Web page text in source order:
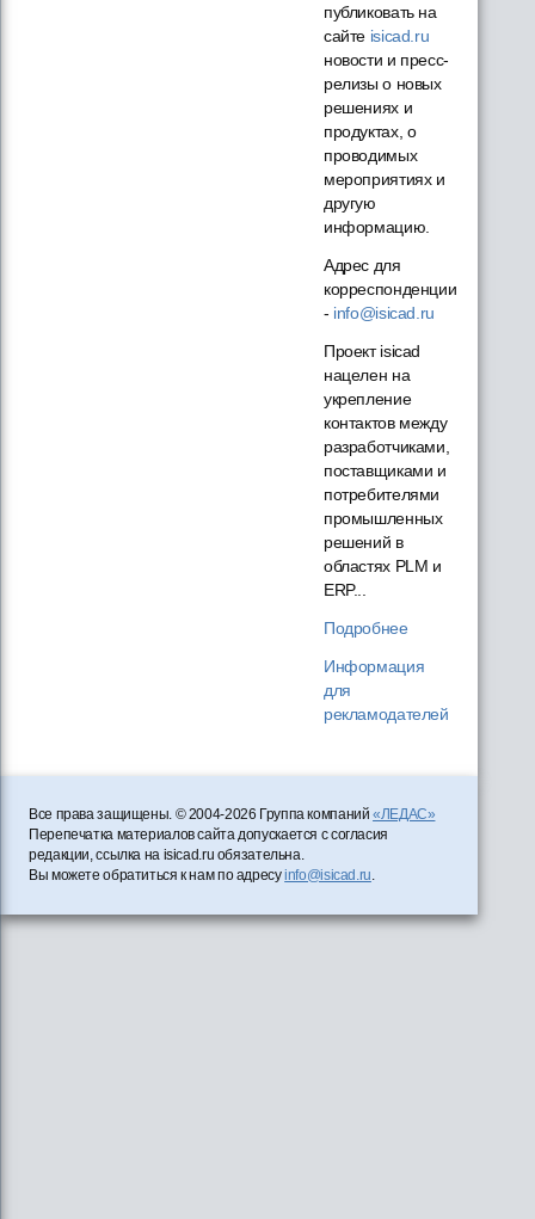
публиковать на
сайте isicad.ru
новости и пресс-
релизы о новых
решениях и
продуктах, о
проводимых
мероприятиях и
другую
информацию.
Адрес для
корреспонденции
- info@isicad.ru
Проект isicad
нацелен на
укрепление
контактов между
разработчиками,
поставщиками и
потребителями
промышленных
решений в
областях PLM и
ERP...
Подробнее
Информация
для
рекламодателей
Все права защищены. © 2004-2026 Группа компаний«ЛЕДАС»
Перепечатка материалов сайта допускается с согласия
редакции, ссылка на isicad.ru обязательна.
Вы можете обратиться к нам по адресуinfo@isicad.ru.